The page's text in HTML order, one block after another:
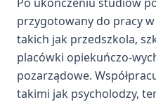
przygotowany do pracy
takich jak przedszkola,
placówki opiekuńczo-
pozarządowe.
takimi jak psycholodzy,